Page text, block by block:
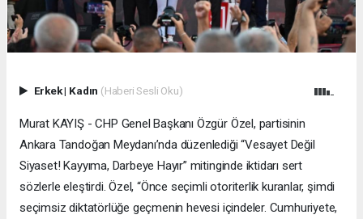
Erkek| Kadın (Haberi Sesli Oku)
Murat KAYIŞ - CHP Genel Başkanı Özgür Özel, partisinin
Ankara Tandoğan Meydanı’nda düzenlediği “Vesayet Değil
Siyaset! Kayyıma, Darbeye Hayır” mitinginde iktidarı sert
sözlerle eleştirdi. Özel, “Önce seçimli otoriterlik kuranlar, şimdi
seçimsiz diktatörlüğe geçmenin hevesi içindeler. Cumhuriyete,